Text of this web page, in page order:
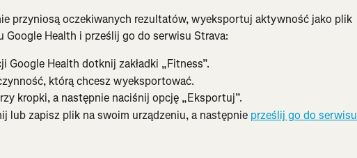
przyniosą oczekiwanych rezultatów, wyeksportuj aktywność jako plik
Google Health i prześlij go do serwisu Strava:
Google Health dotknij zakładki „Fitness”.
którą chcesz wyeksportować.
kropki, a następnie naciśnij opcję „Eksportuj”.
lub zapisz plik na swoim urządzeniu, a następnie prześlij go do serwisu